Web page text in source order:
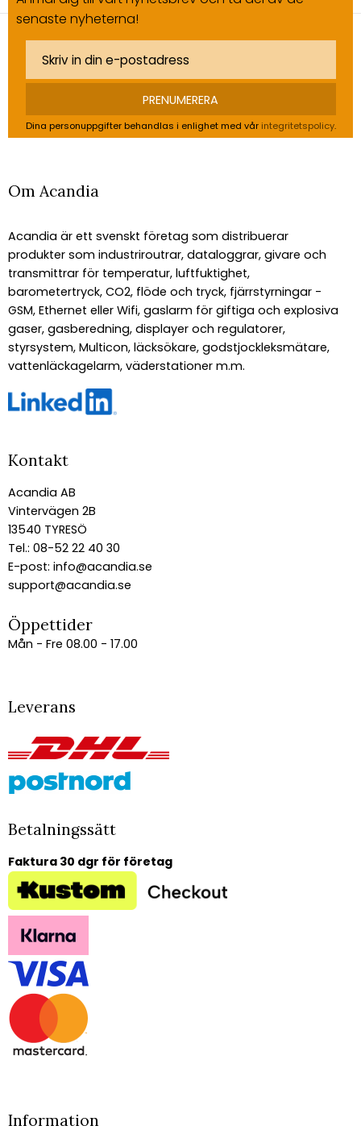
senaste nyheterna!
PRENUMERERA
Dina personuppgifter behandlas i enlighet med vår integritetspolicy.
Om Acandia
Acandia är ett svenskt företag som distribuerar
produkter som industriroutrar, dataloggrar, givare och
transmittrar för temperatur, luftfuktighet,
barometertryck, CO2, flöde och tryck, fjärrstyrningar -
GSM, Ethernet eller Wifi, gaslarm för giftiga och explosiva
gaser, gasberedning, displayer och regulatorer,
styrsystem, Multicon, läcksökare, godstjockleksmätare,
vattenläckagelarm, väderstationer m.m.
Kontakt
Acandia AB
Vintervägen 2B
13540 TYRESÖ
Tel.: 08-52 22 40 30
E-post: info@acandia.se
support@acandia.se
Öppettider
Mån - Fre 08.00 - 17.00
Leverans
Betalningssätt
Faktura 30 dgr för företag
Information